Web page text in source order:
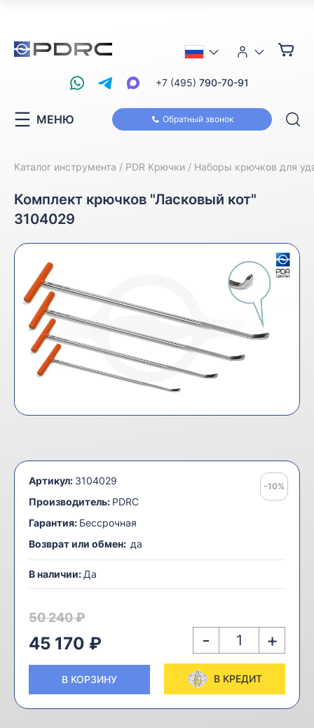
Обратный звонок
+7 (495) 790-70-91
МЕНЮ
Каталог инструмента PDR Крючки Наборы крючков для
Комплект крючков "Ласковый кот"
3104029
-10%
Артикул: 3104029
Производитель: PDRC
Гарантия: Бессрочная
Возврат или обмен: да
В наличии: Да
50 240 ₽
45 170 ₽ - +
В КОРЗИНУ В КРЕДИТ